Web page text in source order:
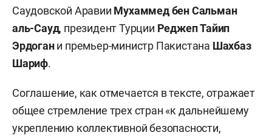
Саудовской Аравии Мухаммед бен Сальман
аль-Сауд, президент Турции РеджепТайип
Эрдогани премьер-министр Пакистана Шахбаз
Шариф.
Соглашение, как отмечается в тексте, отражает
общее стремление трех стран «к дальнейшему
укреплению коллективной безопасности,